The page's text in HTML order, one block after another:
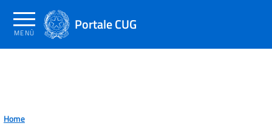
contenuto
principale
Portale CUG
MENÙ
Home